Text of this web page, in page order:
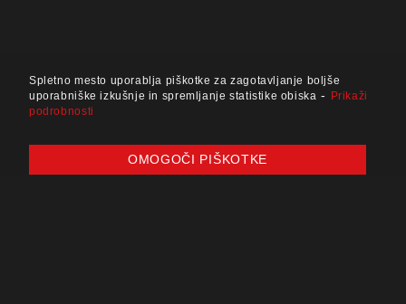
Spletno mesto uporablja piškotke za zagotavljanje boljše
uporabniške izkušnje in spremljanje statistike obiska -
Prikaži
podrobnosti
OMOGOČI PIŠKOTKE